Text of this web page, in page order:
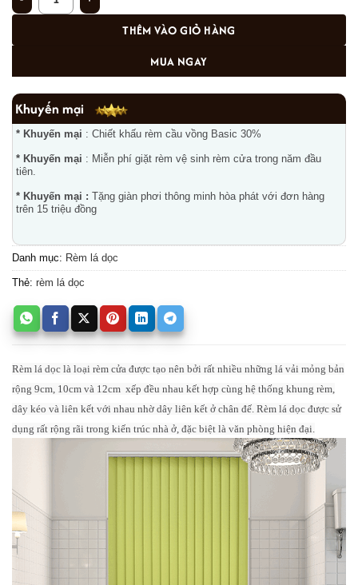
THÊM VÀO GIỎ HÀNG
MUA NGAY
Khuyến mại
* Khuyến mại : Chiết khấu rèm cầu vồng Basic 30%
* Khuyến mại : Miễn phí giặt rèm vệ sinh rèm cửa trong năm đầu
tiên.
* Khuyến mại : Tặng giàn phơi thông minh hòa phát với đơn hàng
trên 15 triệu đồng
Danh mục: Rèm lá dọc
Thẻ: rèm lá dọc
Rèm lá dọc là loại rèm cửa được tạo nên bởi rất nhiều những lá vải mỏng bản
rộng 9cm, 10cm và 12cm xếp đều nhau kết hợp cùng hệ thống khung rèm,
dây kéo và liên kết với nhau nhờ dây liên kết ở chân đế. Rèm lá dọc được sử
dụng rất rộng rãi trong kiến trúc nhà ở, đặc biệt là văn phòng hiện đại.